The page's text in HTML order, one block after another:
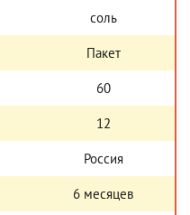
соль
Пакет
60
12
Россия
6 месяцев